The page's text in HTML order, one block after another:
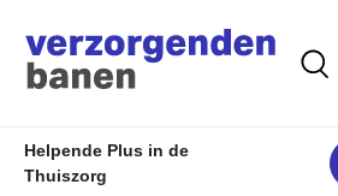
Helpende Plus in de
Thuiszorg